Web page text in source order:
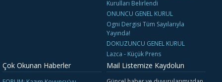
Kurulları Belirlendi
ONUNCU GENEL KURUL
Ogni Dergisi Tüm Sayılarıyla
Yayında!
DOKUZUNCU GENEL KURUL
Lazca - Küçük Prens
Çok Okunan Haberler Mail Listemize Kaydolun